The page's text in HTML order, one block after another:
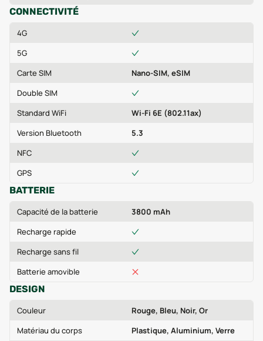
CONNECTIVITÉ
4G
5G
Carte SIM
Nano-SIM, eSIM
Double SIM
Standard WiFi
Wi-Fi 6E (802.11ax)
Version Bluetooth
5.3
NFC
GPS
BATTERIE
Capacité de la batterie
3800 mAh
Recharge rapide
Recharge sans fil
Batterie amovible
DESIGN
Couleur
Rouge, Bleu, Noir, Or
Matériau du corps
Plastique, Aluminium, Verre